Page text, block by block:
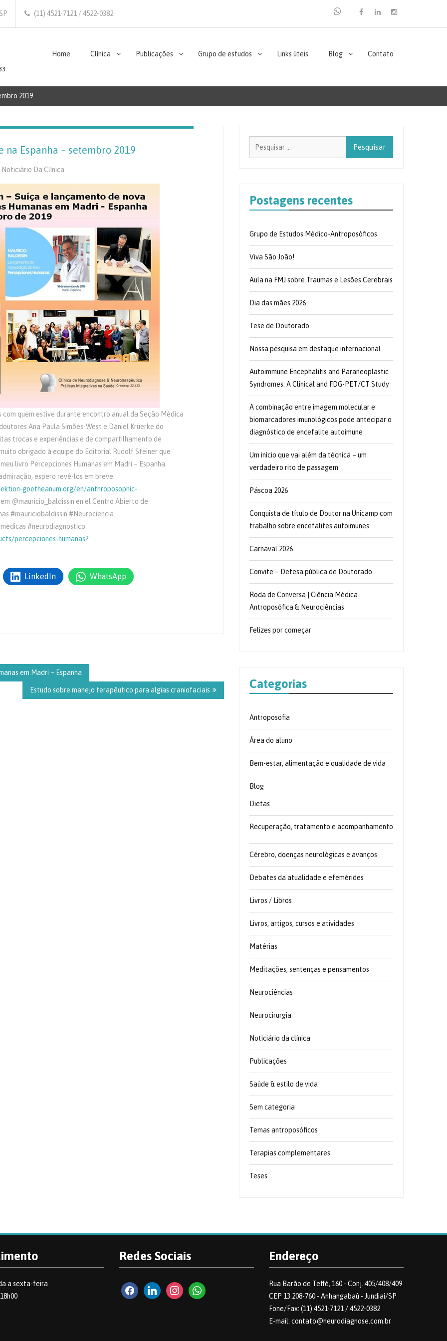
(11) 4521-7121 / 4522-0382
Home Clínica Publicações Grupo de estudos Links úteis Blog Contato
2019
na Espanha – setembro 2019
Noticiário Da Clínica
quem estive durante encontro anual da Seção Médica
Ana Paula Simões-West e Daniel Krüerke do
trocas e experiências e de compartilhamento de
obrigado à equipe do Editorial Rudolf Steiner que
livro Percepciones Humanas em Madri – Espanha.
espero revê-los em breve.
goetheanum.org/en/anthroposophic-
@mauricio_baldissin en el Centro Abierto de
#mauriciobaldissin #Neurociencia
#neurodiagnostico.
percepciones-humanas?
LinkedIn WhatsApp
em Madri – Espanha
Estudo sobre manejo terapêutico para algias craniofaciais
Postagens recentes
Grupo de Estudos Médico-Antroposóficos
Viva São João!
Aula na FMJ sobre Traumas e Lesões Cerebrais
Dia das mães 2026
Tese de Doutorado
Nossa pesquisa em destaque internacional
Autoimmune Encephalitis and Paraneoplastic
Syndromes: A Clinical and FDG-PET/CT Study
A combinação entre imagem molecular e
biomarcadores imunológicos pode antecipar o
diagnóstico de encefalite autoimune
Um início que vai além da técnica – um
verdadeiro rito de passagem
Páscoa 2026
Conquista de título de Doutor na Unicamp com
trabalho sobre encefalites autoimunes
Carnaval 2026
Convite – Defesa pública de Doutorado
Roda de Conversa | Ciência Médica
Antroposófica & Neurociências
Felizes por começar
Categorias
Antroposofia
Área do aluno
Bem-estar, alimentação e qualidade de vida
Blog
Dietas
Recuperação, tratamento e acompanhamento
Cérebro, doenças neurológicas e avanços
Debates da atualidade e efemérides
Livros / Libros
Livros, artigos, cursos e atividades
Matérias
Meditações, sentenças e pensamentos
Neurociências
Neurocirurgia
Noticiário da clínica
Publicações
Saúde & estilo de vida
Sem categoria
Temas antroposóficos
Terapias complementares
Teses
a sexta-feira
Redes Sociais
facebook2linkedininstagramwhatsapp
Endereço
Rua Barão de Teffé, 160 - Conj. 405/408/409
CEP 13.208-760 - Anhangabaú - Jundiaí/SP
Fone/Fax: (11) 4521-7121 / 4522-0382
E-mail: contato@neurodiagnose.com.br